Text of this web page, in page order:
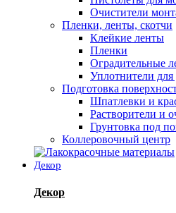
Очистители
Пленки, ленты, скотчи
Клейкие ленты
Пленки
Оградительные
Уплотнители для
Подготовка
Шпатлевки и
Растворители и
Грунтовка под
Коллеровочный центр
Декор
Декор